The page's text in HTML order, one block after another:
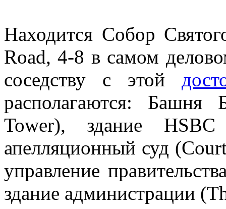
Находится Собор
Road, 4-8 в самом
соседству с этой
располагаются:
Tower), здание
апелляционный суд
управление
здание администрации